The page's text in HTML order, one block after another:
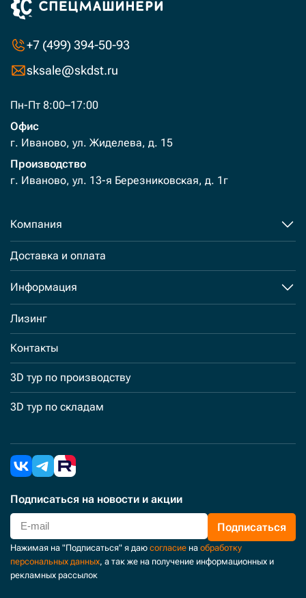
+7 (499) 394-50-93
sksale@skdst.ru
Пн-Пт 8:00–17:00
Офис
г. Иваново, ул. Жиделева, д. 15
Производство
г. Иваново, ул. 13-я Березниковская, д. 1г
Компания
Доставка и оплата
Информация
Лизинг
Контакты
3D тур по производству
3D тур по складам
Подписаться на новости и акции
Подписаться
Нажимая на "Подписаться" я даю согласие на обработку
персональных данных, а так же на получение информационных и
рекламных рассылок